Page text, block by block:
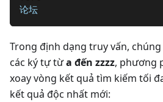
论坛
Trong định dạng truy vấn,
các ký tự từa đến zzzz, phương
xoay vòng kết quả tìm kiếm tối
kết quả độc nhất mới: